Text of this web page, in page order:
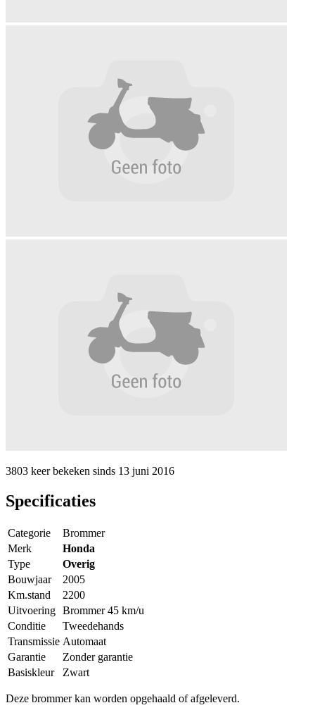
3803 keerbekeken sinds 13 juni 2016
Specificaties
Categorie
Brommer
Merk
Honda
Type
Overig
Bouwjaar
2005
Km.stand
2200
Uitvoering Brommer 45 km/u
Conditie
Tweedehands
Transmissie Automaat
Garantie
Zonder garantie
Basiskleur
Zwart
Deze brommer kan worden opgehaald of afgeleverd.